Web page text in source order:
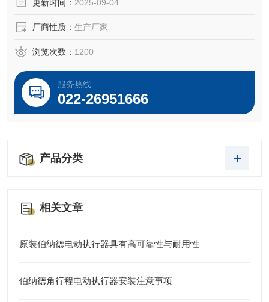
国伯纳纳德公司生产工艺及技术要求进行，产品严格执行国
更新时间： 2025-09-04
厂商性质： 生产厂家
浏览次数： 1200
服务热线
022-26951666
产品分类
相关文章
原装伯纳德电动执行器具有高可靠性与耐用性
伯纳德角行程电动执行器安装注意事项